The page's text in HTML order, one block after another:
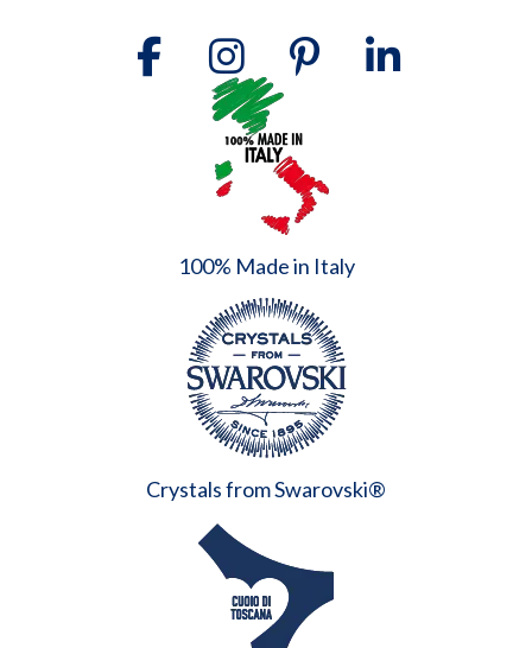
100% Made in Italy
Crystals from Swarovski®